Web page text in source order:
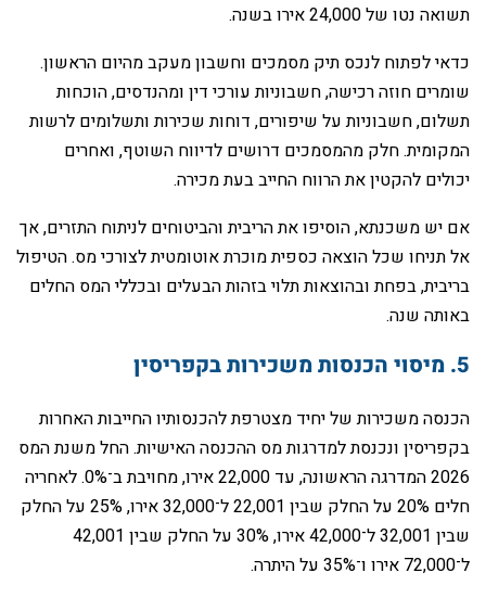
תשואה נטו של 24,000 אירו בשנה.
‏כדאי לפתוח לנכס תיק מסמכים וחשבון מעקב מהיום הראשון.
שומרים חוזה רכישה, חשבוניות עורכי דין ומהנדסים, הוכחות
תשלום, חשבוניות על שיפורים, דוחות שכירות ותשלומים לרשות
המקומית. חלק מהמסמכים דרושים לדיווח השוטף, ואחרים
יכולים להקטין את הרווח החייב בעת מכירה.
‏אם יש משכנתא, הוסיפו את הריבית והביטוחים לניתוח התזרים, אך
אל תניחו שכל הוצאה כספית מוכרת אוטומטית לצורכי מס. הטיפול
בריבית, בפחת ובהוצאות תלוי בזהות הבעלים ובכללי המס החלים
באותה שנה.
‏הכנסה משכירות של יחיד מצטרפת להכנסותיו החייבות האחרות
בקפריסין ונכנסת למדרגות מס ההכנסה האישיות. החל משנת המס
2026 המדרגה הראשונה, עד 22,000 אירו, מחויבת ב־0%. לאחריה
חלים 20% על החלק שבין 22,001 ל־32,000 אירו, 25% על החלק
שבין 32,001 ל־42,000 אירו, 30% על החלק שבין 42,001
ל־72,000 אירו ו־35% על היתרה.